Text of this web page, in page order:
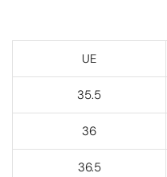
UE
35.5
36
36.5